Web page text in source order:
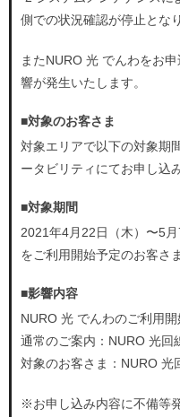
側での状況確認が停止とな
またNURO 光 でんわをお
響が発生いたします。
■対象のお客さま
対象エリアで以下の対象期
ータビリティにてお申し込
■対象期間
2021年4月22日（木）〜5
をご利用開始予定のお客さま
■影響内容
NURO 光 でんわのご利用
通常のご案内：NURO 光回
対象のお客さま：NURO 光
※お申し込み内容に不備等